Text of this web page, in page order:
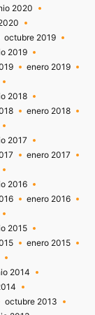
2020
octubre 2019
2019
enero 2019
2018
enero 2018
2017
enero 2017
2016
enero 2016
2015
enero 2015
2014
octubre 2013